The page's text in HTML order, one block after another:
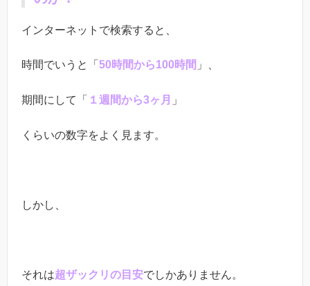
インターネットで検索すると、
時間でいうと「 50時間から100時間 」、
期間にして「 １週間から3ヶ月 」
くらいの数字をよく見ます。
しかし、
それは超ザックリの目安でしかありません。